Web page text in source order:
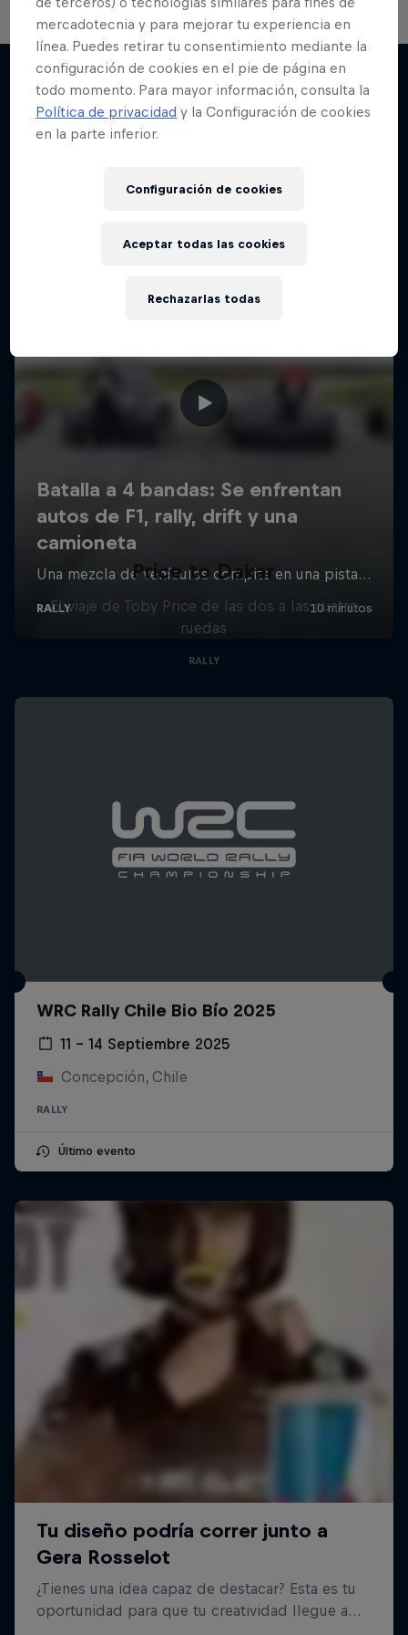
Más contenidos similares
Price to Dakar
El viaje de Toby Price de las dos a las cuatro
ruedas
RALLY
WRC Rally Chile Bio Bío 2025
11 – 14 Septiembre 2025
Concepción, Chile
RALLY
Último evento
mercadotecnia y para mejorar tu experiencia en
línea. Puedes retirar tu consentimiento mediante la
configuración de cookies en el pie de página en
todo momento. Para mayor información, consulta la
Política de privacidad y la Configuración de cookies
en la parte inferior.
Configuración de cookies
Rechazarlas todas
Aceptar todas las cookies